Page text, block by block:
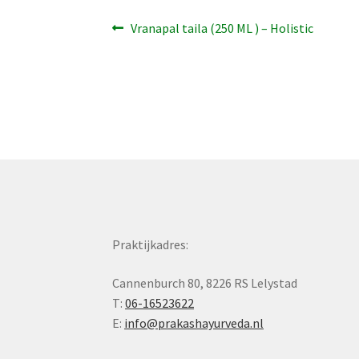
Bericht
Vorig
Vranapal taila (250 ML ) – Holistic
Praktijkadres:
Cannenburch 80, 8226 RS Lelystad
T:06-16523622
E: info@prakashayurveda.nl